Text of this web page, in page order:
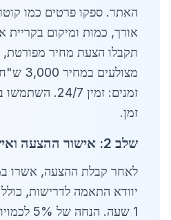
תקבלו הצעת מחיר מפורטת,
זמנים: זמין 24/7. השתמשו ב
זמן.
שלב 2: אישור ההצעה ואישור הזמנה
לאחר קבלת ההצעה, אשרו
יוודא התאמה לדרישות,